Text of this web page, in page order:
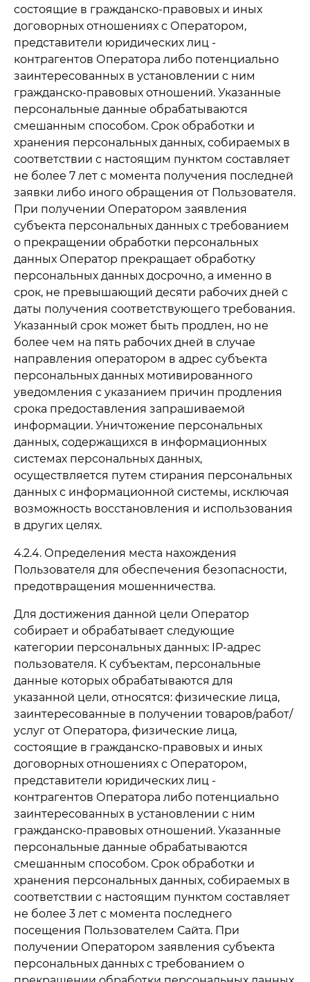
состоящие в гражданско-правовых и иных
договорных отношениях с Оператором,
представители юридических лиц -
контрагентов Оператора либо потенциально
заинтересованных в установлении с ним
гражданско-правовых отношений. Указанные
персональные данные обрабатываются
смешанным способом. Срок обработки и
хранения персональных данных, собираемых в
соответствии с настоящим пунктом составляет
не более 7 лет с момента получения последней
заявки либо иного обращения от Пользователя.
При получении Оператором заявления
субъекта персональных данных с требованием
о прекращении обработки персональных
данных Оператор прекращает обработку
персональных данных досрочно, а именно в
срок, не превышающий десяти рабочих дней с
даты получения соответствующего требования.
Указанный срок может быть продлен, но не
более чем на пять рабочих дней в случае
направления оператором в адрес субъекта
персональных данных мотивированного
уведомления с указанием причин продления
срока предоставления запрашиваемой
информации. Уничтожение персональных
данных, содержащихся в информационных
системах персональных данных,
осуществляется путем стирания персональных
данных с информационной системы, исключая
возможность восстановления и использования
в других целях.
4.2.4. Определения места нахождения
Пользователя для обеспечения безопасности,
предотвращения мошенничества.
Для достижения данной цели Оператор
собирает и обрабатывает следующие
категории персональных данных: IP-адрес
пользователя. К субъектам, персональные
данные которых обрабатываются для
указанной цели, относятся: физические лица,
заинтересованные в получении товаров/работ/
услуг от Оператора, физические лица,
состоящие в гражданско-правовых и иных
договорных отношениях с Оператором,
представители юридических лиц -
контрагентов Оператора либо потенциально
заинтересованных в установлении с ним
гражданско-правовых отношений. Указанные
персональные данные обрабатываются
смешанным способом. Срок обработки и
хранения персональных данных, собираемых в
соответствии с настоящим пунктом составляет
не более 3 лет с момента последнего
посещения Пользователем Сайта. При
получении Оператором заявления субъекта
персональных данных с требованием о